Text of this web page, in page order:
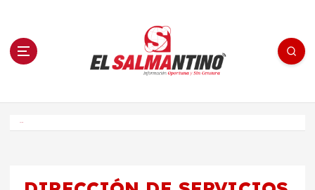
n El Salmantino - medios/noticias/editorial